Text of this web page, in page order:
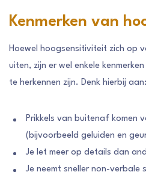
Kenmerken van
Hoewel hoogsensitiviteit zich op
uiten, zijn er wel enkele
te herkennen zijn. Denk hierbij aan:
Prikkels van buitenaf komen
(bijvoorbeeld geluiden en
Je let meer op details dan
Je neemt sneller non-verbale